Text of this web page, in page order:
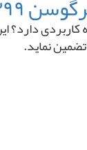
کوچکدارد؟
نماید.